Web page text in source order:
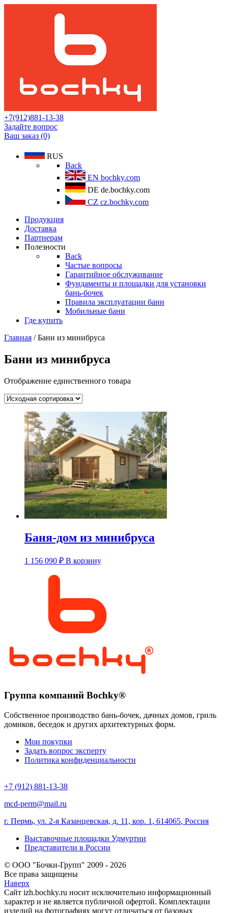
+7(912)881-13-38
Задайте вопрос
Ваш заказ (0)
RUS
Back
EN bochky.com
DE de.bochky.com
CZ cz.bochky.com
Продукция
Доставка
Партнерам
Полезности
Back
Частые вопросы
Гарантийное обслуживание
Фундаменты и площадки для установки
бань-бочек
Правила эксплуатации бани
Мобильные бани
Где купить
Главная / Бани из минибруса
Бани из минибруса
Отображение единственного товара
Баня-дом из минибруса
1 156 090 ₽ В корзину
Группа компаний Bochky®
Собственное производство бань-бочек, дачных домов, гриль
домиков, беседок и других архитектурных форм.
Мои покупки
Задать вопрос эксперту
Политика конфиденциальности
+7 (912) 881-13-38
mcd-perm@mail.ru
г. Пермь, ул. 2-я Казанцевская, д. 11, кор. 1 , 614065, Россия
Выставочные площадки Удмуртии
Представители в России
© ООО "Бочки-Групп" 2009 - 2026
Все права защищены
Наверх
Сайт izh.bochky.ru носит исключительно информационный
характер и не является публичной офертой. Комплектации
изделий на фотографиях могут отличаться от базовых